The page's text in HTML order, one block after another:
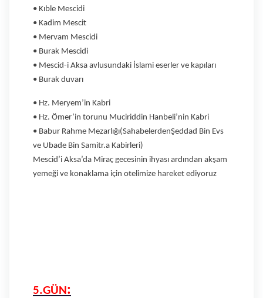
• Kıble Mescidi
• Kadim Mescit
• Mervam Mescidi
• Burak Mescidi
• Mescid-i Aksa avlusundaki İslami eserler ve kapıları
• Burak duvarı
• Hz. Meryem’in Kabri
• Hz. Ömer’in torunu Muciriddin Hanbeli’nin Kabri
• Babur Rahme Mezarlığı(SahabelerdenŞeddad Bin Evs
ve Ubade Bin Samitr.a Kabirleri)
Mescid’i Aksa’da Miraç gecesinin ihyası ardından akşam
yemeği ve konaklama için otelimize hareket ediyoruz
5.GÜN: